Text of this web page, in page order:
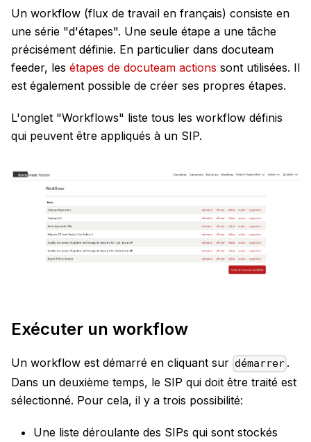
Un workflow (flux de travail en français) consiste en
une série "d'étapes". Une seule étape a une tâche
précisément définie. En particulier dans docuteam
feeder, les étapes de docuteam actions sont utilisées. Il
est également possible de créer ses propres étapes.
L'onglet "Workflows" liste tous les workflow définis
qui peuvent être appliqués à un SIP.
Exécuter un workflow
Un workflow est démarré en cliquant sur démarrer .
Dans un deuxième temps, le SIP qui doit être traité est
sélectionné. Pour cela, il y a trois possibilité:
Une liste déroulante des SIPs qui sont stockés